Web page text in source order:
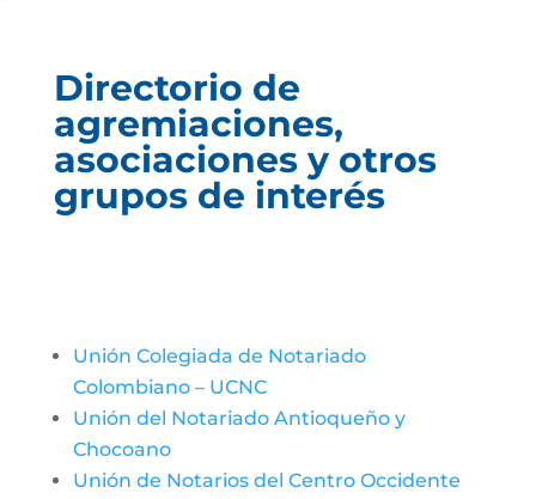
Directorio de
agremiaciones,
asociaciones y otros
grupos de interés
Unión Colegiada de Notariado
Colombiano – UCNC
Unión del Notariado Antioqueño y
Chocoano
Unión de Notarios del Centro Occidente